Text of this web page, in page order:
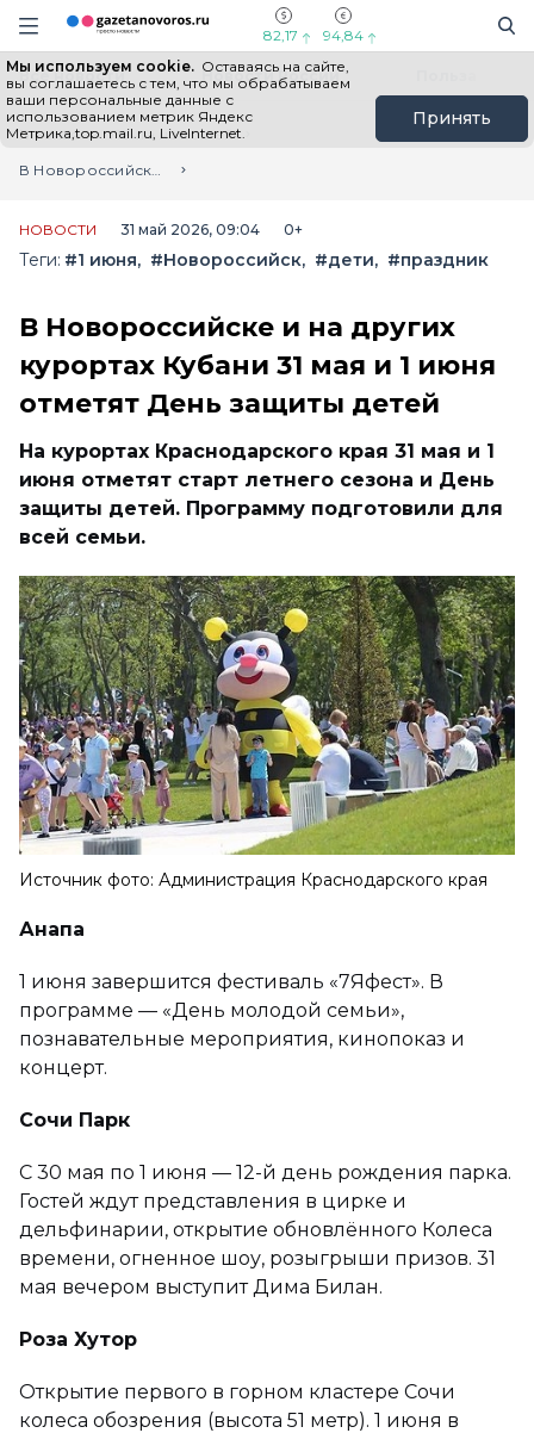
Информационный портал "ГазетаНоворос.ру"
Навигация сайта
82,17 94,84
Мы используем cookie. Оставаясь на сайте,
вы соглашаетесь с тем, что мы обрабатываем
ваши персональные данные с
использованием метрик Яндекс
Метрика,top.mail.ru, LiveInternet.
Принять
Все новости Новости России
Главная
Лента новостей
В Новороссийске и на других курортах Кубани 31 мая и 1 июня отметят День защиты детей
НОВОСТИ 31 май 2026, 09:04 0+
Теги: #1 июня #Новороссийск #дети #праздник
В Новороссийске и на других
курортах Кубани 31 мая и 1 июня
отметят День защиты детей
На курортах Краснодарского края 31 мая и 1
июня отметят старт летнего сезона и День
защиты детей. Программу подготовили для
всей семьи.
Источник фото: Администрация Краснодарского края
Анапа
1 июня завершится фестиваль «7Яфест». В
программе — «День молодой семьи»,
познавательные мероприятия, кинопоказ и
концерт.
Сочи Парк
С 30 мая по 1 июня — 12-й день рождения парка.
Гостей ждут представления в цирке и
дельфинарии, открытие обновлённого Колеса
времени, огненное шоу, розыгрыши призов. 31
мая вечером выступит Дима Билан.
Роза Хутор
Открытие первого в горном кластере Сочи
колеса обозрения (высота 51 метр). 1 июня в